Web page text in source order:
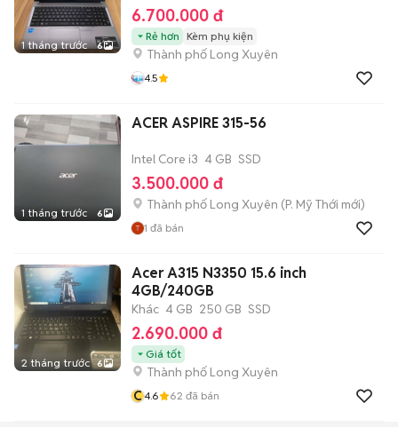
1 tháng trước 6
6.700.000 đ
Rẻ hơn Kèm phụ kiện
Thành phố Long Xuyên
4.5
1 tháng trước 6
ACER ASPIRE 315-56
Intel Core i3 4 GB SSD
3.500.000 đ
Thành phố Long Xuyên (P. Mỹ Thới mới)
1 đã bán
2 tháng trước 6
Acer A315 N3350 15.6 inch
4GB/240GB
Khác 4 GB 250 GB SSD
2.690.000 đ
Giá tốt
Thành phố Long Xuyên
C4.6 62 đã bán